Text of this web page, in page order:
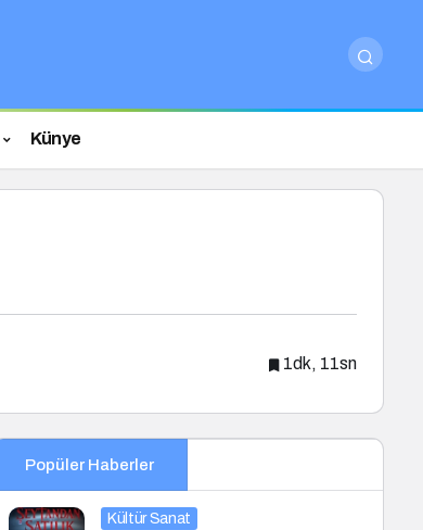
Künye
1dk, 11sn
Popüler Haberler
Kültür Sanat